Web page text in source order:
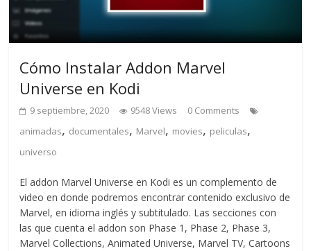
Cómo Instalar Addon Marvel
Universe en Kodi
9 septiembre, 2020 9548 Views
0 Comments
animadas, documentales, Marvel, movies, peliculas,
universo
El addon Marvel Universe en Kodi es un complemento de
video en donde podremos encontrar contenido exclusivo de
Marvel, en idioma inglés y subtitulado. Las secciones con
las que cuenta el addon son Phase 1, Phase 2, Phase 3,
Marvel Collections, Animated Universe, Marvel TV, Cartoons